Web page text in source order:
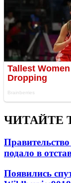
ЧИТАЙТЕ
подало в
Появились